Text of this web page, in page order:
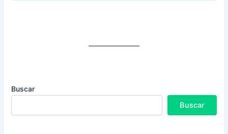
Buscar
Buscar